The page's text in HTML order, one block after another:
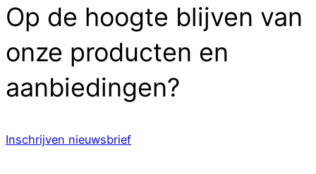
Op de hoogte blijven van
onze producten en
aanbiedingen?
Inschrijven nieuwsbrief